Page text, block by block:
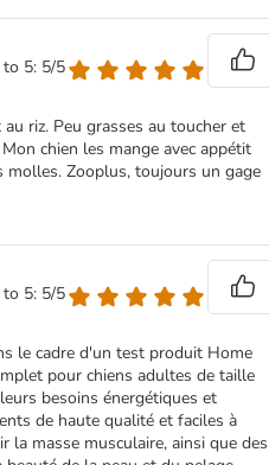
to 5: 5/5
riz. Peu grasses au toucher et
chien les mange avec appétit
molles. Zooplus, toujours un gage
to 5: 5/5
le cadre d'un test produit Home
pour chiens adultes de taille
besoins énergétiques et
de haute qualité et faciles à
la masse musculaire, ainsi que des